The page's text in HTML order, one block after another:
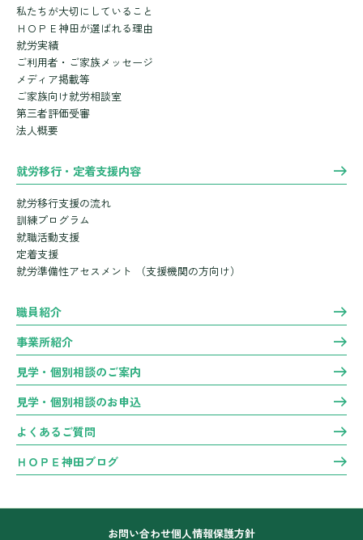
私たちが大切にしていること
ＨＯＰＥ神田が選ばれる理由
就労実績
ご利用者・ご家族メッセージ
メディア掲載等
ご家族向け就労相談室
第三者評価受審
法人概要
就労移行・定着支援内容
就労移行支援の流れ
訓練プログラム
就職活動支援
定着支援
就労準備性アセスメント
（支援機関の方向け）
職員紹介
事業所紹介
見学・個別相談のご案内
見学・個別相談のお申込
よくあるご質問
ＨＯＰＥ神田ブログ
お問い合わせ個人情報保護方針